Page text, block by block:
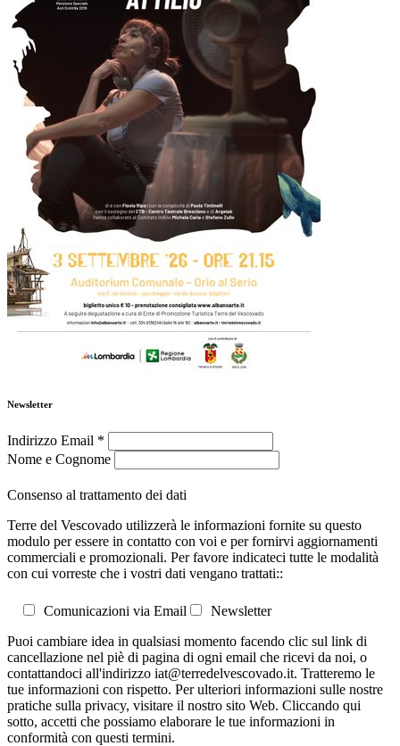
Newsletter
Indirizzo Email *
Nome e Cognome
Consenso al trattamento dei dati
Terre del Vescovado utilizzerà le informazioni fornite su questo
modulo per essere in contatto con voi e per fornirvi aggiornamenti
commerciali e promozionali. Per favore indicateci tutte le modalità
con cui vorreste che i vostri dati vengano trattati::
Comunicazioni via Email
Newsletter
Puoi cambiare idea in qualsiasi momento facendo clic sul link di
cancellazione nel piè di pagina di ogni email che ricevi da noi, o
contattandoci all'indirizzo iat@terredelvescovado.it. Tratteremo le
tue informazioni con rispetto. Per ulteriori informazioni sulle nostre
pratiche sulla privacy, visitare il nostro sito Web. Cliccando qui
sotto, accetti che possiamo elaborare le tue informazioni in
conformità con questi termini.